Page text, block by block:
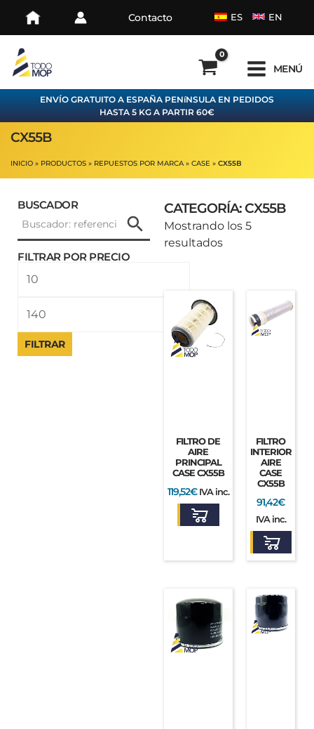
Contacto ES EN
MENÚ
ENVÍO GRATUITO A ESPAÑA PENíNSULA EN PEDIDOS
HASTA 5 KG A PARTIR 60€
CX55B
INICIO PRODUCTOS REPUESTOS POR MARCA CASE CX55B
BUSCADOR
FILTRAR POR PRECIO
mínimo
máximo
FILTRAR
CATEGORÍA: CX55B
Mostrando los 5
resultados
Ordenado
por
FILTRO DE
AIRE
PRINCIPAL
CASE CX55B
119,52€ IVA inc.
FILTRO
INTERIOR
AIRE
CASE
CX55B
91,42€
IVA inc.